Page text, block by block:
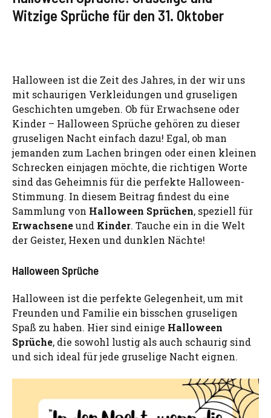
Witzige Sprüche für den 31. Oktober
Halloween ist die Zeit des Jahres, in der wir uns
mit schaurigen Verkleidungen und gruseligen
Geschichten umgeben. Ob für Erwachsene oder
Kinder – Halloween Sprüche gehören zu dieser
gruseligen Nacht einfach dazu! Egal, ob man
jemanden zum Lachen bringen oder einen kleinen
Schrecken einjagen möchte, die richtigen Worte
sind das Geheimnis für die perfekte Halloween-
Stimmung. In diesem Beitrag findest du eine
Sammlung von Halloween Sprüchen, speziell für
Erwachseneund Kinder. Tauche ein in die Welt
der Geister, Hexen und dunklen Nächte!
Halloween Sprüche
Halloween ist die perfekte Gelegenheit, um mit
Freunden und Familie ein bisschen gruseligen
Spaß zu haben. Hier sind einige Halloween
Sprüche, die sowohl lustig als auch schaurig sind
und sich ideal für jede gruselige Nacht eignen.